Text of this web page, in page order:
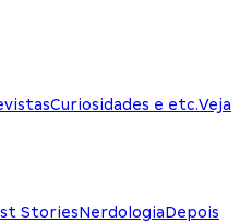
Curiosidades e etc.Veja
StoriesNerdologiaDepois